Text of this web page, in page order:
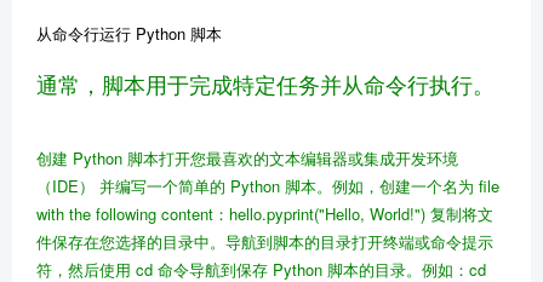
从命令行运行 Python 脚本
通常，脚本用于完成特定任务并从命令行执行。
创建 Python 脚本打开您最喜欢的文本编辑器或集成开发环境
（IDE） 并编写一个简单的 Python 脚本。例如，创建一个名为 file
with the following content：hello.pyprint("Hello, World!") 复制将文
件保存在您选择的目录中。 导航到脚本的目录打开终端或命令提示
符，然后使用 cd 命令导航到保存 Python 脚本的目录。例如： cd